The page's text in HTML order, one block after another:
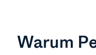
Warum